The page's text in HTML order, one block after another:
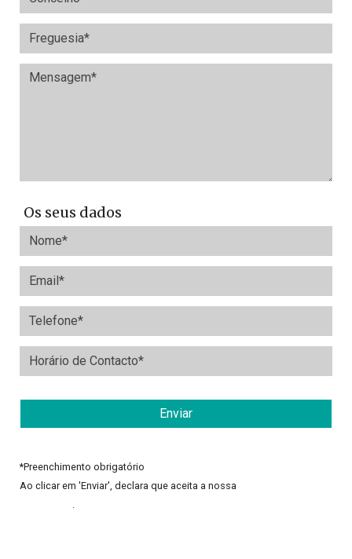
Os seus dados
*Preenchimento obrigatório
Ao clicar em 'Enviar', declara que aceita a nossa